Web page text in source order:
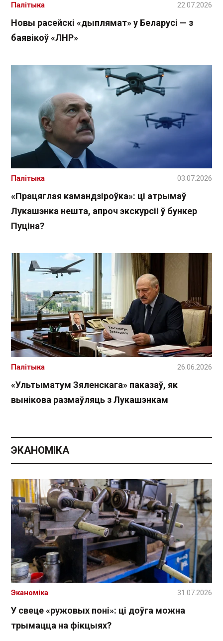
Новы расейскі «дыплямат» у Беларусі — з
баявікоў «ЛНР»
Палітыка 22.07.2026
«Працяглая камандзіроўка»: ці атрымаў
Лукашэнка нешта, апроч экскурсіі ў бункер
Пуціна?
Палітыка 03.07.2026
«Ультыматум Зяленскага» паказаў, як
вынікова размаўляць з Лукашэнкам
Палітыка 26.06.2026
ЭКАНОМІКА
У свеце «ружовых поні»: ці доўга можна
трымацца на фікцыях?
Эканоміка 31.07.2026